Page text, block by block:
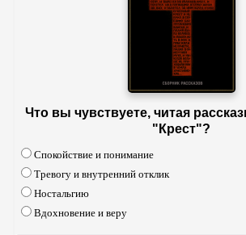
Что вы чувствуете, читая
"Крест"?
Спокойствие и понимание
Тревогу и внутренний отклик
Ностальгию
Вдохновение и веру